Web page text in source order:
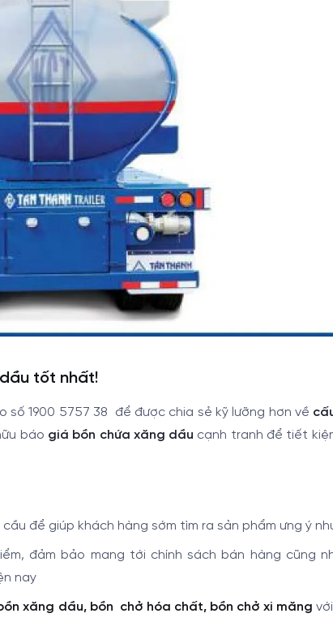
tốt nhất!
số 1900 5757 38 để được chia sẻ kỹ lưỡng hơn về
báo giá bồn chứa xăng dầu cạnh tranh để tiết
để giúp khách hàng sớm tìm ra sản phẩm ưng ý
đảm bảo mang tới chính sách bán hàng cũng
nay
xăng dầu, bồn chở hóa chất, bồn chở xi măng